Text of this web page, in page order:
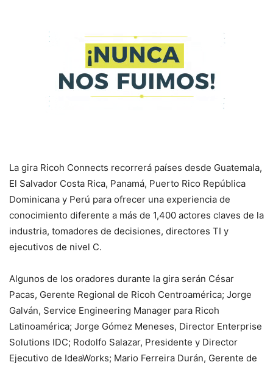
La gira Ricoh Connects recorrerá países desde Guatemala,
El Salvador Costa Rica, Panamá, Puerto Rico República
Dominicana y Perú para ofrecer una experiencia de
conocimiento diferente a más de 1,400 actores claves de la
industria, tomadores de decisiones, directores TI y
ejecutivos de nivel C.
Algunos de los oradores durante la gira serán César
Pacas, Gerente Regional de Ricoh Centroamérica; Jorge
Galván, Service Engineering Manager para Ricoh
Latinoamérica; Jorge Gómez Meneses, Director Enterprise
Solutions IDC; Rodolfo Salazar, Presidente y Director
Ejecutivo de IdeaWorks; Mario Ferreira Durán, Gerente de